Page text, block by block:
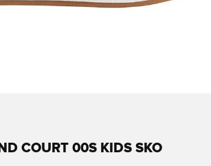
COURT 00S KIDS SKO